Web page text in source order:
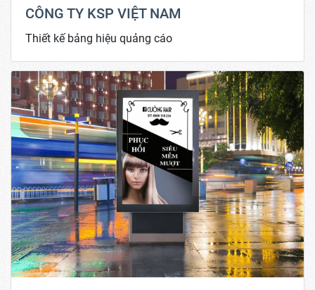
CÔNG TY KSP VIỆT NAM
Thiết kế bảng hiệu quảng cáo